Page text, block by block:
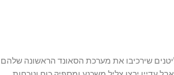
שירכיבו את מערכת הסאונד הראשונה שלהם